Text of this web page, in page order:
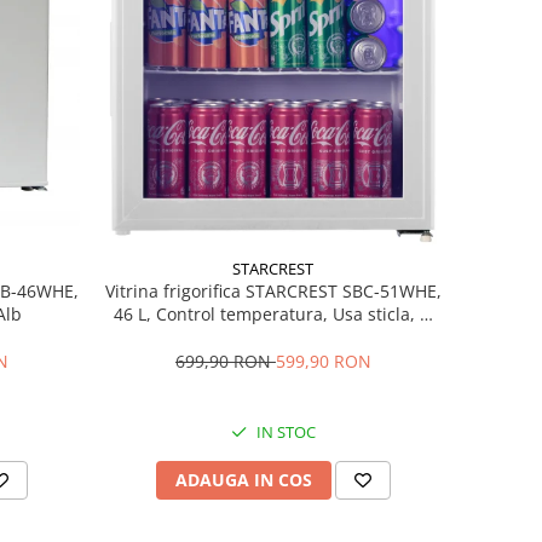
46WHE,
STARCREST
Vitrina frigorifica STARCREST SBC-51WHE,
46 L, Control temperatura, Usa sticla, H
699,90 RON599,90 RON
IN STOC
ADAUGA IN COS